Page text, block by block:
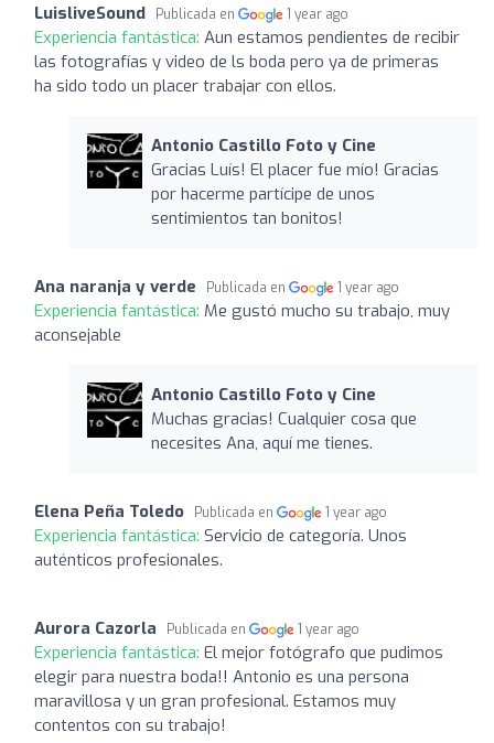
LuisliveSound Publicada en 1 year ago
Experiencia fantástica: Aun estamos pendientes de recibir
las fotografías y video de ls boda pero ya de primeras
ha sido todo un placer trabajar con ellos.
Antonio Castillo Foto y Cine
Gracias Luís! El placer fue mío! Gracias
por hacerme partícipe de unos
sentimientos tan bonitos!
Ana naranja y verde Publicada en 1 year ago
Experiencia fantástica: Me gustó mucho su trabajo, muy
aconsejable
Antonio Castillo Foto y Cine
Muchas gracias! Cualquier cosa que
necesites Ana, aquí me tienes.
Elena Peña Toledo Publicada en 1 year ago
Experiencia fantástica: Servicio de categoría. Unos
auténticos profesionales.
Aurora Cazorla Publicada en 1 year ago
Experiencia fantástica: El mejor fotógrafo que pudimos
elegir para nuestra boda!! Antonio es una persona
maravillosa y un gran profesional. Estamos muy
contentos con su trabajo!